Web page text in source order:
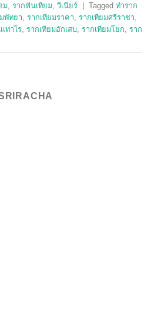
ม รากฟันเทียม วีเนียร์ Tagged ทำราก
พัทยา รากเทียมราคา รากเทียมศรีราชา
ท่าไร รากเทียมอักเสบ รากเทียมโยก ราก